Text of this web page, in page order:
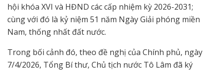
hội khóa XVI và HĐND các cấp nhiệm kỳ 2026-2031;
cùng với đó là kỷ niệm 51 năm Ngày Giải phóng miền
Nam, thống nhất đất nước.
Trong bối cảnh đó, theo đề nghị của Chính phủ, ngày
7/4/2026, Tổng Bí thư, Chủ tịch nước Tô Lâm đã ký